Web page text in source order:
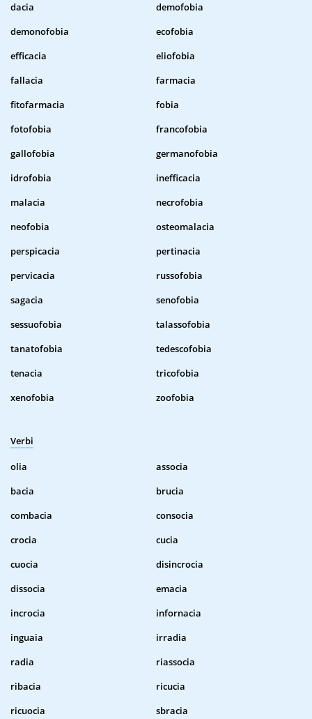
dacia
demofobia
demonofobia
ecofobia
efficacia
eliofobia
fallacia
farmacia
fitofarmacia
fobia
fotofobia
francofobia
gallofobia
germanofobia
idrofobia
inefficacia
malacia
necrofobia
neofobia
osteomalacia
perspicacia
pertinacia
pervicacia
russofobia
sagacia
senofobia
sessuofobia
talassofobia
tanatofobia
tedescofobia
tenacia
tricofobia
xenofobia
zoofobia
Verbi
olia
associa
bacia
brucia
combacia
consocia
crocia
cucia
cuocia
disincrocia
dissocia
emacia
incrocia
infornacia
inguaia
irradia
radia
riassocia
ribacia
ricucia
ricuocia
sbracia